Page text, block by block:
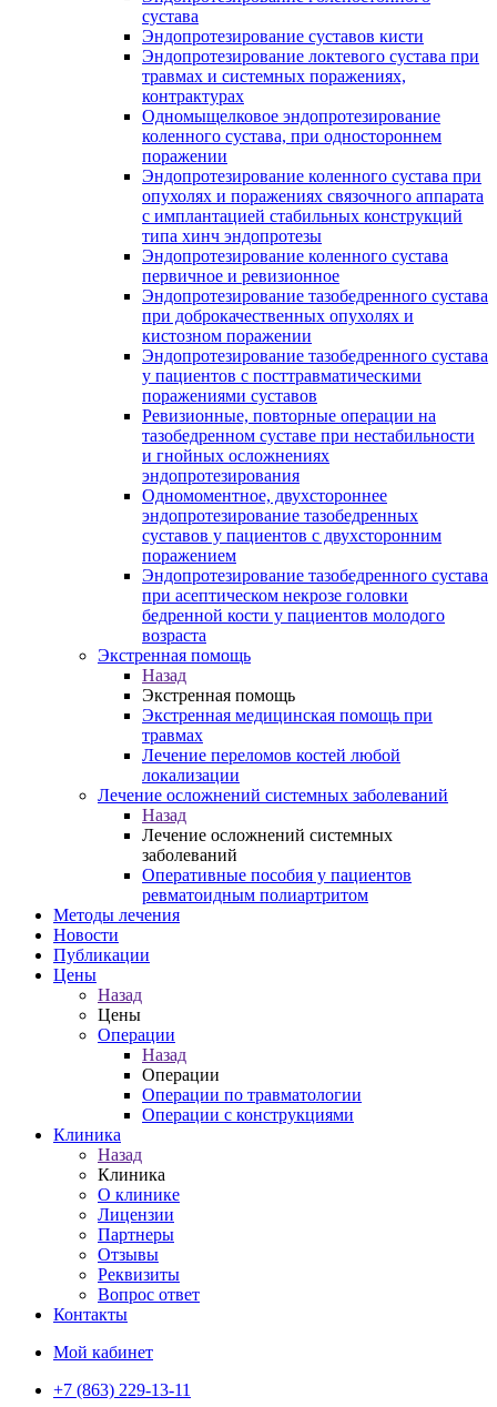
сустава
Эндопротезирование суставов кисти
Эндопротезирование локтевого сустава при
травмах и системных поражениях,
контрактурах
Одномыщелковое эндопротезирование
коленного сустава, при одностороннем
поражении
Эндопротезирование коленного сустава при
опухолях и поражениях связочного аппарата
с имплантацией стабильных конструкций
типа хинч эндопротезы
Эндопротезирование коленного сустава
первичное и ревизионное
Эндопротезирование тазобедренного сустава
при доброкачественных опухолях и
кистозном поражении
Эндопротезирование тазобедренного сустава
у пациентов с посттравматическими
поражениями суставов
Ревизионные, повторные операции на
тазобедренном суставе при нестабильности
и гнойных осложнениях
эндопротезирования
Одномоментное, двухстороннее
эндопротезирование тазобедренных
суставов у пациентов с двухсторонним
поражением
Эндопротезирование тазобедренного сустава
при асептическом некрозе головки
бедренной кости у пациентов молодого
возраста
Экстренная помощь
Назад
Экстренная помощь
Экстренная медицинская помощь при
травмах
Лечение переломов костей любой
локализации
Лечение осложнений системных заболеваний
Назад
Лечение осложнений системных
заболеваний
Оперативные пособия у пациентов
ревматоидным полиартритом
Методы лечения
Новости
Публикации
Цены
Назад
Цены
Операции
Назад
Операции
Операции по травматологии
Операции с конструкциями
Клиника
Назад
Клиника
О клинике
Лицензии
Партнеры
Отзывы
Реквизиты
Вопрос ответ
Контакты
Мой кабинет
+7 (863) 229-13-11